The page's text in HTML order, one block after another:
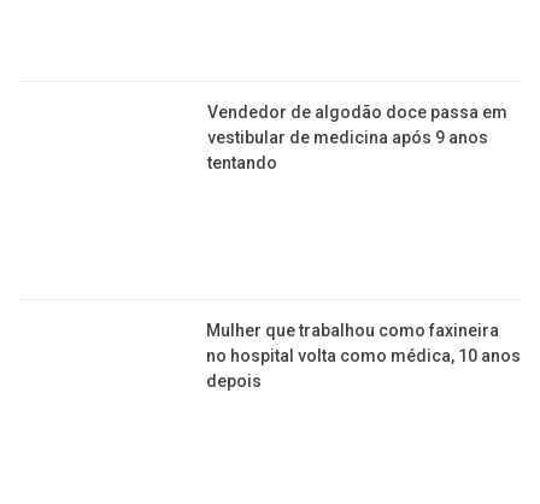
Vendedor de algodão doce passa em
vestibular de medicina após 9 anos
tentando
Mulher que trabalhou como faxineira
no hospital volta como médica, 10 anos
depois